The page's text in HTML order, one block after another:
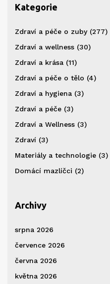
Kategorie
Zdraví a péče o zuby (277)
Zdraví a wellness (30)
Zdraví a krása (11)
Zdraví a péče o tělo (4)
Zdraví a hygiena (3)
Zdraví a péče (3)
Zdraví a Wellness (3)
Zdraví (3)
Materiály a technologie (3)
Domácí mazlíčci (2)
Archivy
srpna 2026
července 2026
června 2026
května 2026